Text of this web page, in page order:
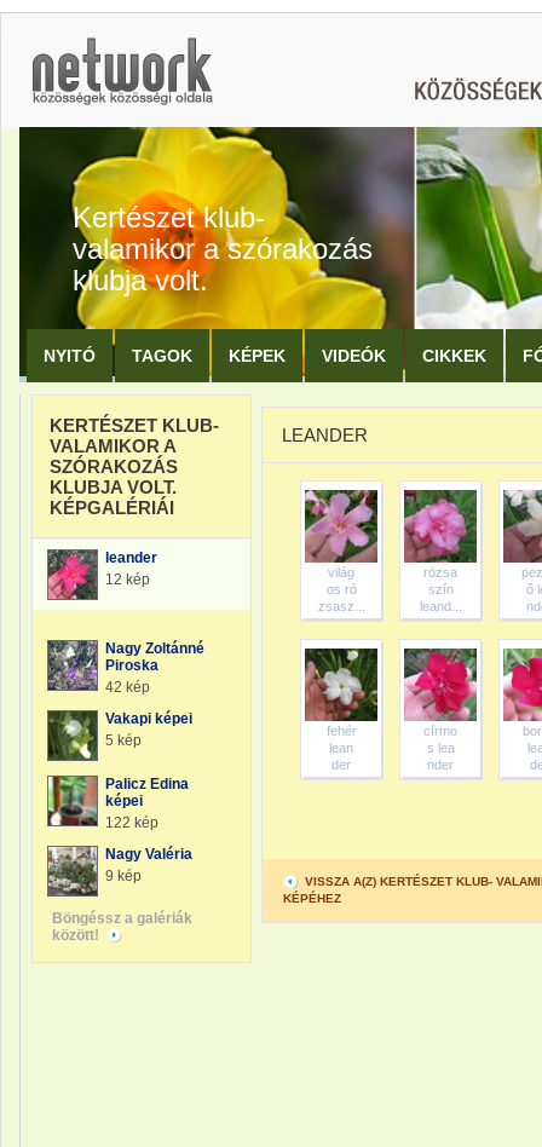
Kertészet klub-
valamikor a szórakozás
klubja volt.
NYITÓ TAGOK KÉPEK VIDEÓK CIKKEK
KERTÉSZET KLUB-
VALAMIKOR A
SZÓRAKOZÁS
KLUBJA VOLT.
KÉPGALÉRIÁI
leander
12 kép
Nagy Zoltánné
Piroska
42 kép
Vakapi képei
5 kép
Palicz Edina
képei
122 kép
Nagy Valéria
9 kép
Böngéssz a galériák
között!
LEANDER
világ
os ró
zsasz...
rózsa
szín
leand...
ő
fehér
lean
der
círmo
s lea
nder
VISSZA A(Z) KERTÉSZET KLUB-
KÉPÉHEZ